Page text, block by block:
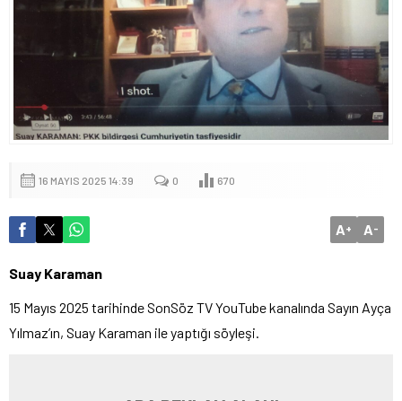
16 MAYIS 2025 14:39 0 670
A+ A-
Suay Karaman
15 Mayıs 2025 tarihinde SonSöz TV YouTube kanalında Sayın Ayça
Yılmaz’ın, Suay Karaman ile yaptığı söyleşi.